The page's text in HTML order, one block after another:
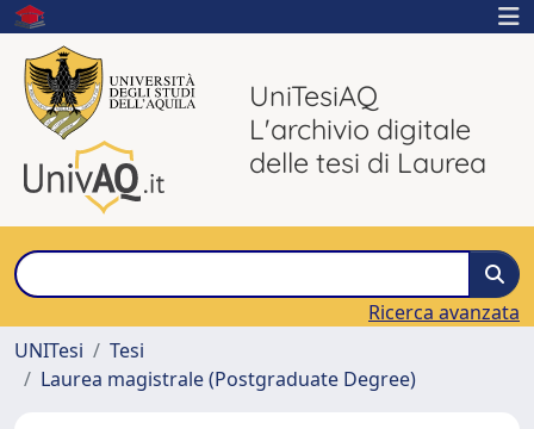
UniTesiAQ
L'archivio digitale
delle tesi di Laurea
Ricerca avanzata
UNITesi
Tesi
Laurea magistrale (Postgraduate Degree)